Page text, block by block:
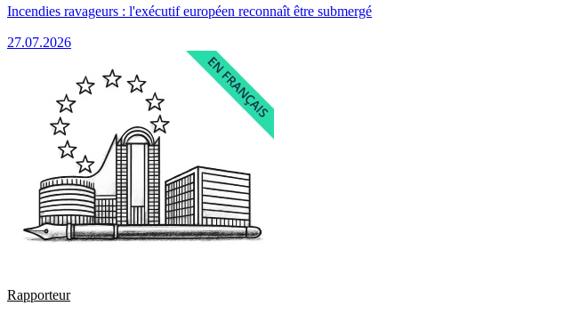
Incendies ravageurs : l'exécutif européen reconnaît être submergé
27.07.2026
Rapporteur